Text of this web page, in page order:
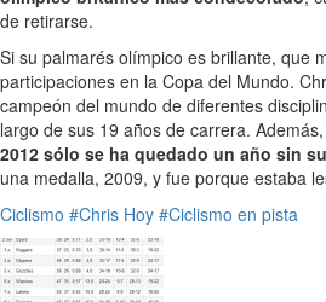
de retirarse.
Si su palmarés olímpico es brillante, que
participaciones en la Copa del Mundo.
campeón del mundo de diferentes
largo de sus 19 años de carrera. Además,
2012 sólo se ha quedado un año sin
una medalla, 2009, y fue porque estaba
Ciclismo #Chris Hoy #Ciclismo en pista